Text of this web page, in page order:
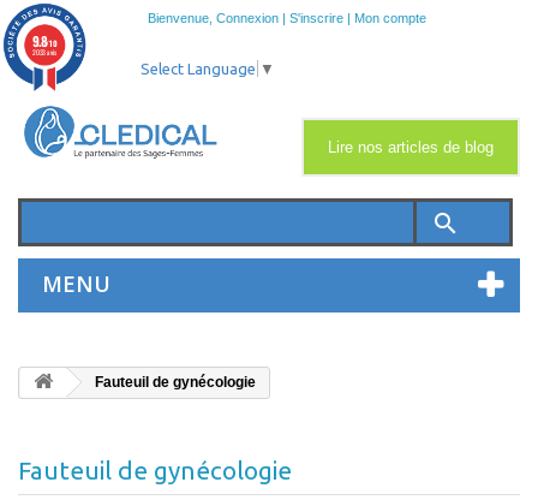
Bienvenue, Connexion | S'inscrire | Mon compte
search
MENU
Lire nos articles de blog
Select Language ▼
Fauteuil de gynécologie
Fauteuil de gynécologie
9.8/10
2033 avis